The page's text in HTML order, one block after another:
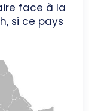
face à la
si ce pays